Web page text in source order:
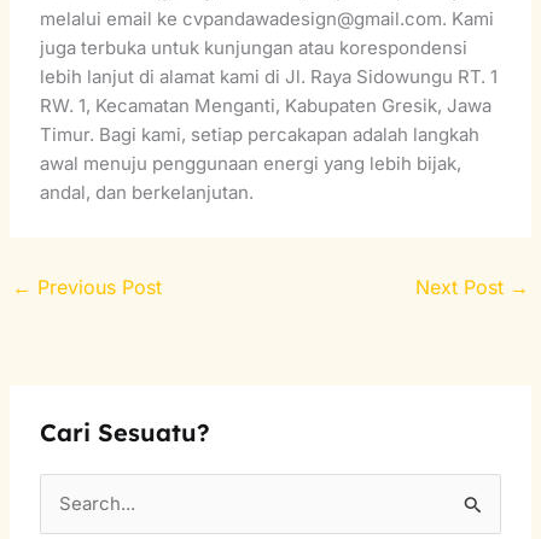
melalui email ke cvpandawadesign@gmail.com. Kami
juga terbuka untuk kunjungan atau korespondensi
lebih lanjut di alamat kami di Jl. Raya Sidowungu RT. 1
RW. 1, Kecamatan Menganti, Kabupaten Gresik, Jawa
Timur. Bagi kami, setiap percakapan adalah langkah
awal menuju penggunaan energi yang lebih bijak,
andal, dan berkelanjutan.
← Previous Post Next Post →
Cari Sesuatu?